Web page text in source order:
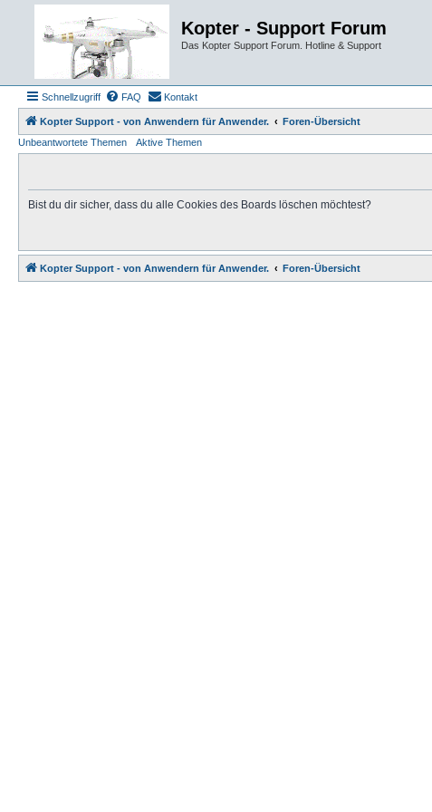
Kopter - Support Forum
Das Kopter Support Forum. Hotline & Support
Schnellzugriff FAQ Kontakt
Kopter Support - von Anwendern für Anwender.
Foren-Übersicht
Unbeantwortete Themen
Aktive Themen
Bist du dir sicher, dass du alle Cookies des Boards löschen möchtest?
Kopter Support - von Anwendern für Anwender. Foren-Übersicht